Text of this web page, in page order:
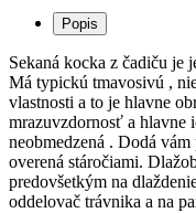
Popis
Sekaná kocka z čadiču je
Má typickú tmavosivú ,
vlastnosti a to je hlavne
mrazuvzdornosť a hlavne
neobmedzená . Dodá
overená stáročiami.
predovšetkým na
oddelovač trávnika a na